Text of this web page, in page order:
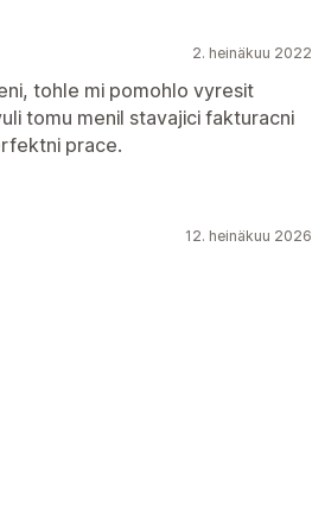
2. heinäkuu 2022
tohle mi pomohlo vyresit
tomu menil stavajici fakturacni
prace.
12. heinäkuu 2026